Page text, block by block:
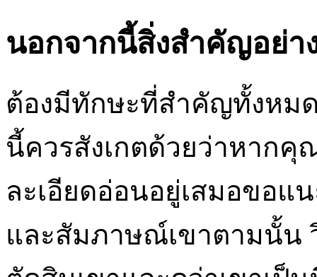
นอกจากนี้สิ่งสำคัญอย่า
ต้องมีทักษะที่สำคัญทั้งหม
นี้ควรสังเกตด้วยว่าหาก
ละเอียดอ่อนอยู่เสมอขอ
และสัมภาษณ์เขาตามนั้น